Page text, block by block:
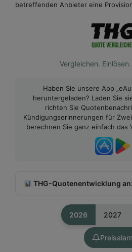
betreffenden Anbieter eine
Vergleichen.
Haben Sie unsere App
heruntergeladen? Laden Sie
richten Sie
Kündigungserinnerungen für
berechnen Sie ganz einfach das
THG-Quotenentwicklung
Preis
2026 2027